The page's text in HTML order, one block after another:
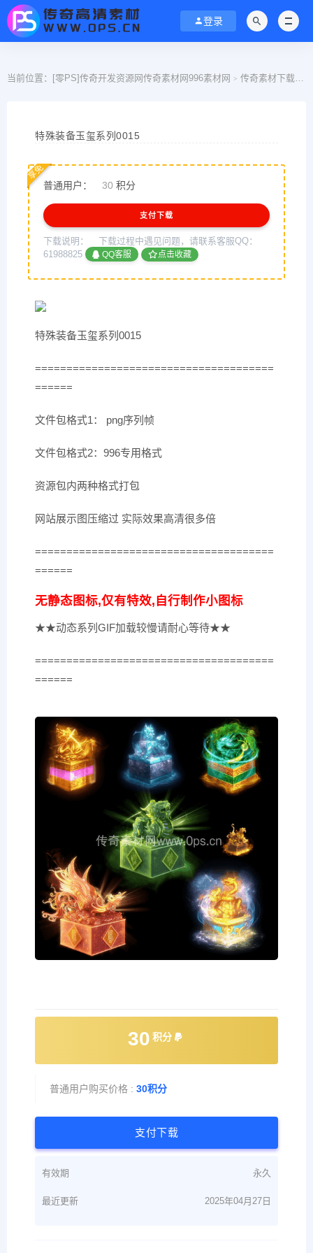
登录
当前位置： [零PS]传奇开发资源网传奇素材网996素材网 > 传奇素材下载
特殊装备玉玺系列0015
普通用户： 30 积分
享免
支付下载
下载说明：
下载过程中遇见问题，请联系客服QQ：
61988825
QQ客服 点击收藏
特殊装备玉玺系列0015
======================================
======
文件包格式1： png序列帧
文件包格式2：996专用格式
资源包内两种格式打包
网站展示图压缩过 实际效果高清很多倍
======================================
======
无静态图标,仅有特效,自行制作小图标
★★动态系列GIF加载较慢请耐心等待★★
======================================
======
30 积分
普通用户购买价格 : 30积分
支付下载
有效期 永久
最近更新 2025年04月27日